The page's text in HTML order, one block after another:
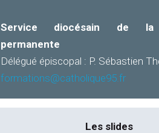
Service diocésain de la
permanente
Délégué épiscopal : P. Sébastien
formations@catholique95.fr
Les slides